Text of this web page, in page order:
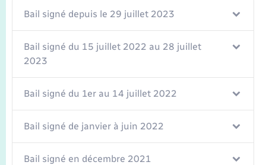
Bail signé depuis le 29 juillet 2023
Bail signé du 15 juillet 2022 au 28 juillet
2023
Bail signé du 1er au 14 juillet 2022
Bail signé de janvier à juin 2022
Bail signé en décembre 2021